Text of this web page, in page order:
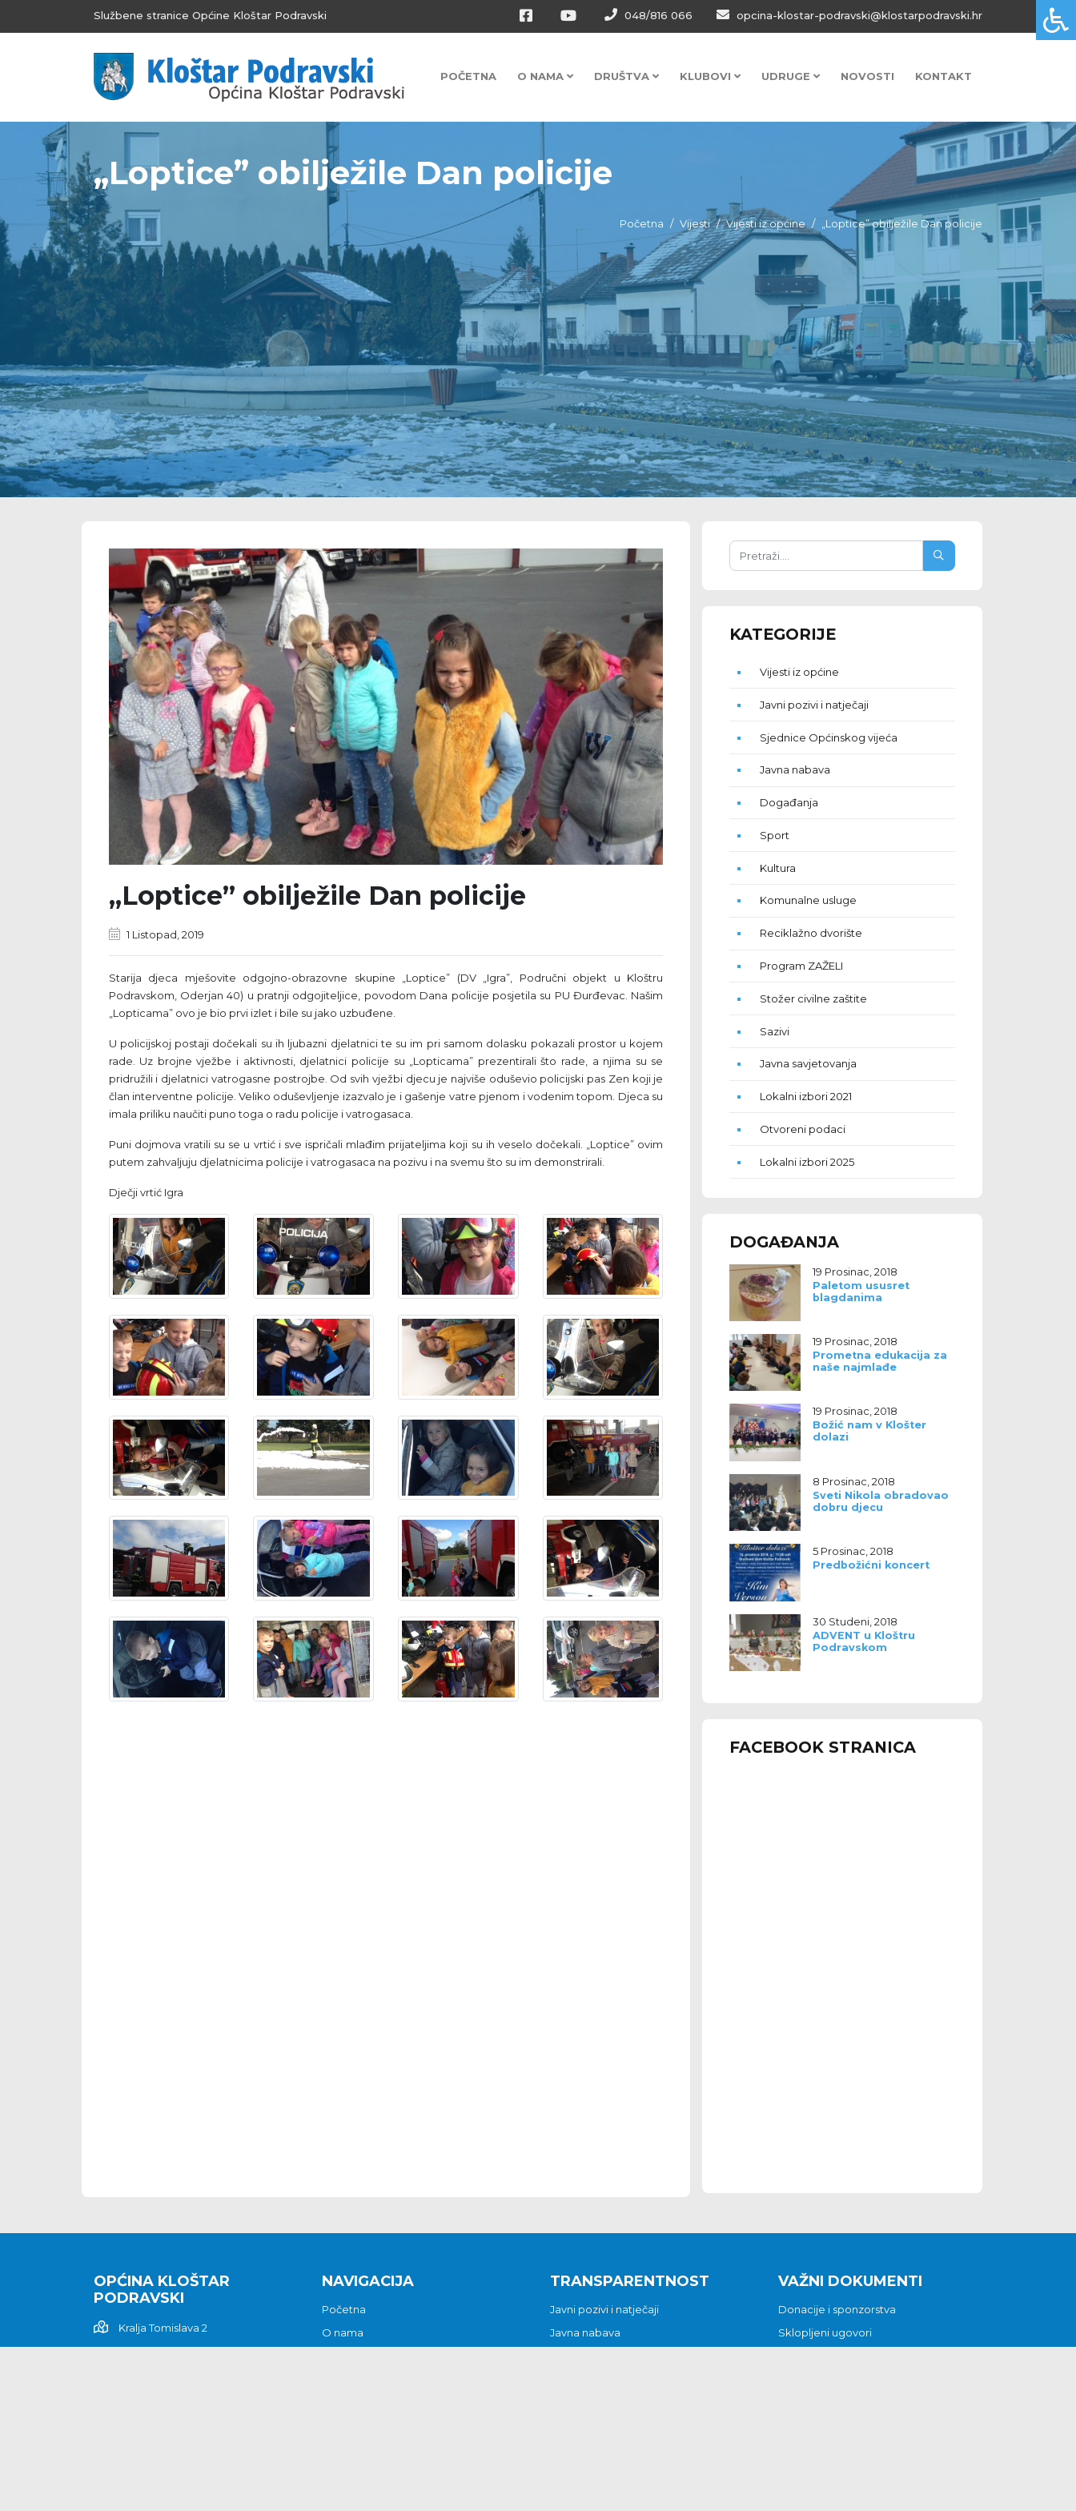
Službene stranice Općine Kloštar Podravski 048/816 066 opcina-klostar-podravski@klostarpodravski.hr
POČETNA O NAMA DRUŠTVA KLUBOVI UDRUGE NOVOSTI KONTAKT
„Loptice” obilježile Dan policije
Početna Vijesti Vijesti iz općine „Loptice” obilježile Dan policije
„Loptice” obilježile Dan policije
1 Listopad, 2019
Starija djeca mješovite odgojno-obrazovne skupine „Loptice” (DV „Igra”, Područni objekt u Kloštru
Podravskom, Oderjan 40) u pratnji odgojiteljice, povodom Dana policije posjetila su PU Đurđevac. Našim
„Lopticama” ovo je bio prvi izlet i bile su jako uzbuđene.
U policijskoj postaji dočekali su ih ljubazni djelatnici te su im pri samom dolasku pokazali prostor u kojem
rade. Uz brojne vježbe i aktivnosti, djelatnici policije su „Lopticama” prezentirali što rade, a njima su se
pridružili i djelatnici vatrogasne postrojbe. Od svih vježbi djecu je najviše oduševio policijski pas Zen koji je
član interventne policije. Veliko oduševljenje izazvalo je i gašenje vatre pjenom i vodenim topom. Djeca su
imala priliku naučiti puno toga o radu policije i vatrogasaca.
Puni dojmova vratili su se u vrtić i sve ispričali mlađim prijateljima koji su ih veselo dočekali. „Loptice” ovim
putem zahvaljuju djelatnicima policije i vatrogasaca na pozivu i na svemu što su im demonstrirali.
Dječji vrtić Igra
KATEGORIJE
Vijesti iz općine
Javni pozivi i natječaji
Sjednice Općinskog vijeća
Javna nabava
Događanja
Sport
Kultura
Komunalne usluge
Reciklažno dvorište
Program ZAŽELI
Stožer civilne zaštite
Sazivi
Javna savjetovanja
Lokalni izbori 2021
Otvoreni podaci
Lokalni izbori 2025
DOGAĐANJA
19 Prosinac, 2018
Paletom ususret
blagdanima
19 Prosinac, 2018
Prometna edukacija za
naše najmlađe
19 Prosinac, 2018
Božić nam v Klošter
dolazi
8 Prosinac, 2018
Sveti Nikola obradovao
dobru djecu
5 Prosinac, 2018
Predbožićni koncert
30 Studeni, 2018
ADVENT u Kloštru
Podravskom
FACEBOOK STRANICA
OPĆINA KLOŠTAR
PODRAVSKI
Kralja Tomislava 2
NAVIGACIJA
Početna
O nama
TRANSPARENTNOST
Javni pozivi i natječaji
Javna nabava
VAŽNI DOKUMENTI
Donacije i sponzorstva
Sklopljeni ugovori